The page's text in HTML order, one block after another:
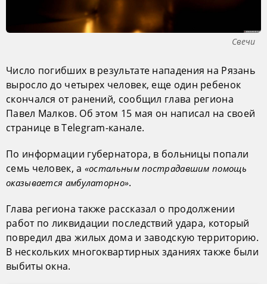
Свечи
Число погибших в результате нападения на Рязань
выросло до четырех человек, еще один ребенок
скончался от ранений, сообщил глава региона
Павел Малков. Об этом 15 мая он написал на своей
странице в Telegram-канале.
По информации губернатора, в больницы попали
семь человек, а «остальным пострадавшим помощь
оказывается амбулаторно».
Глава региона также рассказал о продолжении
работ по ликвидации последствий удара, который
повредил два жилых дома и заводскую территорию.
В нескольких многоквартирных зданиях также были
выбиты окна.